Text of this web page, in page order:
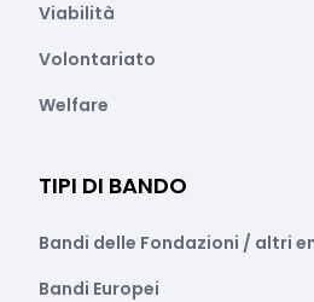
Viabilità
Volontariato
Welfare
TIPI DI BANDO
Bandi delle Fondazioni / altri
Bandi Europei